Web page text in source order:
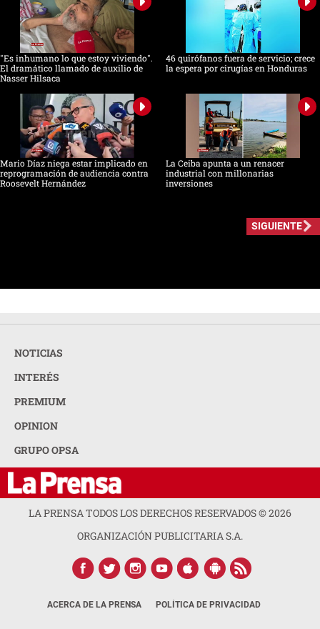
"Es inhumano lo que estoy viviendo".
El dramático llamado de auxilio de
Nasser Hilsaca
46 quirófanos fuera de servicio; crece
la espera por cirugías en Honduras
Mario Díaz niega estar implicado en
reprogramación de audiencia contra
Roosevelt Hernández
La Ceiba apunta a un renacer
industrial con millonarias
inversiones
SIGUIENTE
NOTICIAS
INTERÉS
PREMIUM
OPINION
GRUPO OPSA
LA PRENSA TODOS LOS DERECHOS RESERVADOS ©2026
ORGANIZACIÓN PUBLICITARIA S.A.
ACERCA DE LA PRENSA POLÍTICA DE PRIVACIDAD